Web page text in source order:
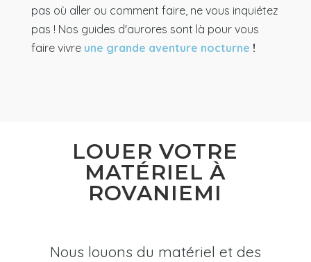
pas où aller ou comment faire, ne vous inquiétez
pas ! Nos guides d'aurores sont là pour vous
faire vivre une grande aventure nocturne !
LOUER VOTRE
MATÉRIEL À
ROVANIEMI
Nous louons du matériel et des